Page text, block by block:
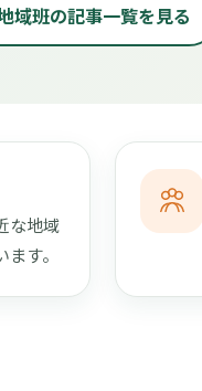
域班の記事一覧を見る
な地域
す。